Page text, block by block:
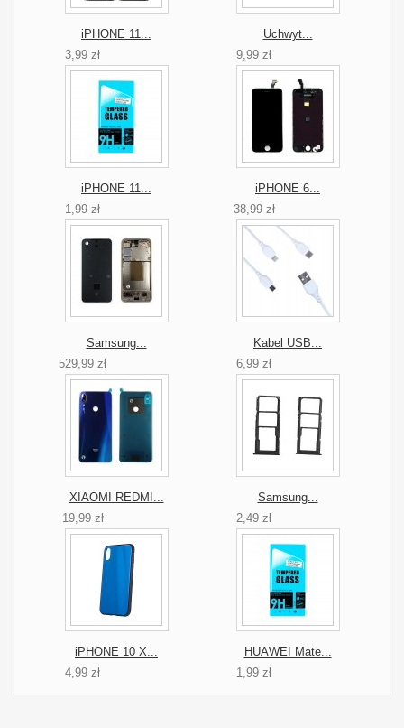
iPHONE 11...
3,99 zł
Uchwyt...
9,99 zł
iPHONE 11...
1,99 zł
iPHONE 6...
38,99 zł
Samsung...
529,99 zł
Kabel USB...
6,99 zł
XIAOMI REDMI...
19,99 zł
Samsung...
2,49 zł
iPHONE 10 X...
4,99 zł
HUAWEI Mate...
1,99 zł